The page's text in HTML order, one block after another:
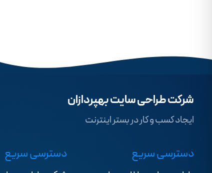
شرکت طراحی سایت بهپردازان
ایجاد کسب و کار در بستر اینترنت
دسترسی سریع دسترسی سریع